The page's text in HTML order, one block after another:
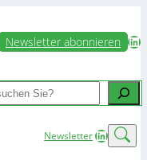
Newsletter abonnieren LinkedIn
NewsletterLinkedIn